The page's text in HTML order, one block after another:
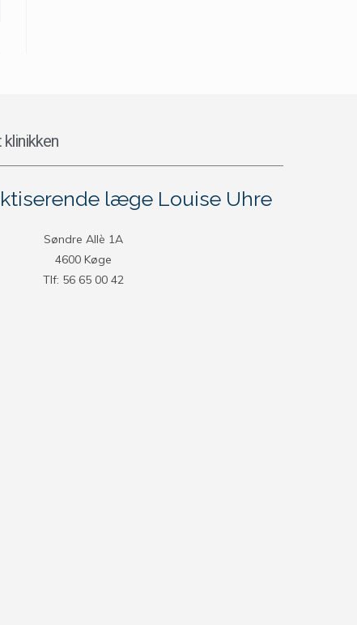
klinikken
læge Louise Uhre
Søndre Allè 1A
4600 Køge
Tlf: 56 65 00 42